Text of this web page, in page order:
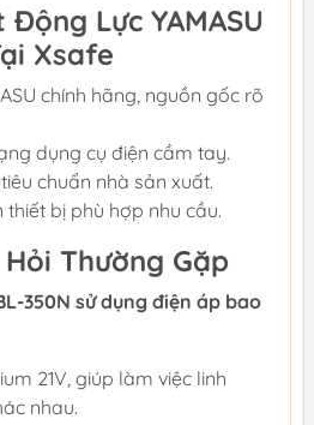
Lực YAMASU
Xsafe
chính hãng, nguồn gốc rõ
dụng cụ điện cầm tay.
chuẩn nhà sản xuất.
bị phù hợp nhu cầu.
Thường Gặp
350N sử dụng điện áp bao
21V, giúp làm việc linh
nhau.